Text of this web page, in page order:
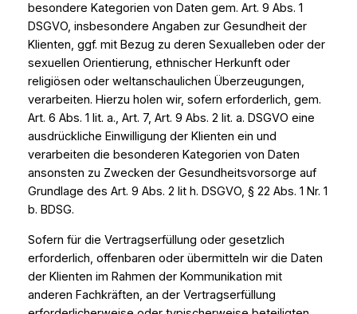
besondere Kategorien von Daten gem. Art. 9 Abs. 1
DSGVO, insbesondere Angaben zur Gesundheit der
Klienten, ggf. mit Bezug zu deren Sexualleben oder der
sexuellen Orientierung, ethnischer Herkunft oder
religiösen oder weltanschaulichen Überzeugungen,
verarbeiten. Hierzu holen wir, sofern erforderlich, gem.
Art. 6 Abs. 1 lit. a., Art. 7, Art. 9 Abs. 2 lit. a. DSGVO eine
ausdrückliche Einwilligung der Klienten ein und
verarbeiten die besonderen Kategorien von Daten
ansonsten zu Zwecken der Gesundheitsvorsorge auf
Grundlage des Art. 9 Abs. 2 lit h. DSGVO, § 22 Abs. 1 Nr. 1
b. BDSG.
Sofern für die Vertragserfüllung oder gesetzlich
erforderlich, offenbaren oder übermitteln wir die Daten
der Klienten im Rahmen der Kommunikation mit
anderen Fachkräften, an der Vertragserfüllung